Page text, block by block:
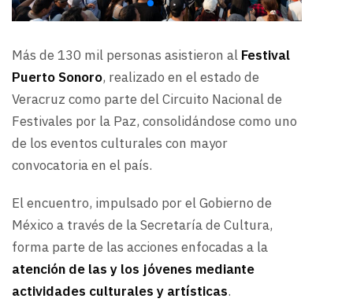
Más de 130 mil personas asistieron al Festival
Puerto Sonoro, realizado en el estado de
Veracruz como parte del Circuito Nacional de
Festivales por la Paz, consolidándose como uno
de los eventos culturales con mayor
convocatoria en el país.
El encuentro, impulsado por el Gobierno de
México a través de la Secretaría de Cultura,
forma parte de las acciones enfocadas a la
atención de las y los jóvenes mediante
actividades culturales y artísticas.